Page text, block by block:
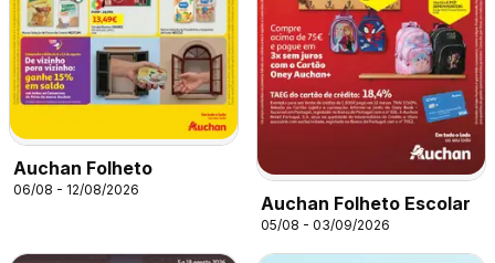
Auchan Folheto
06/08 - 12/08/2026
Auchan Folheto Escolar
05/08 - 03/09/2026